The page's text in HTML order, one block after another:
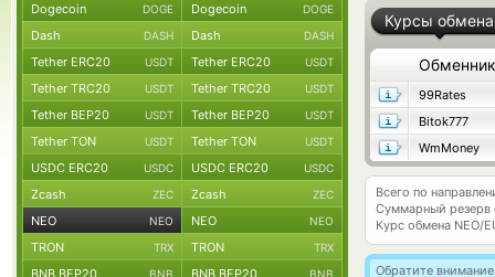
Курсы обмена
Обменник
99Rates
Bitok777
WmMoney
Всего по
Суммарный резерв
Курс обмена NEO/
Обратите
Dogecoin DOGE Dogecoin DOGE
Dash DASH Dash DASH
Tether ERC20 USDT Tether ERC20 USDT
Tether TRC20 USDT Tether TRC20 USDT
Tether BEP20 USDT Tether BEP20 USDT
Tether TON USDT Tether TON USDT
USDC ERC20 USDC USDC ERC20 USDC
Zcash ZEC Zcash ZEC
NEO NEO NEO NEO
TRON TRX TRON TRX
BNB BEP20 BNB BNB BEP20 BNB